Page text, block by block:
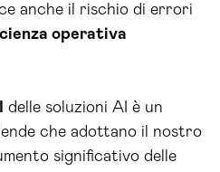
anche il rischio di errori
operativa
delle soluzioni AI è un
che adottano il nostro
significativo delle